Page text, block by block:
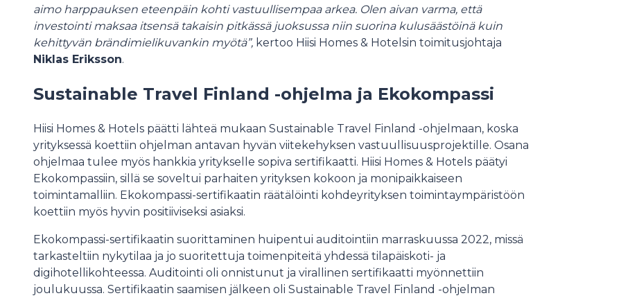
aimo harppauksen eteenpäin kohti vastuullisempaa arkea. Olen aivan varma, että
investointi maksaa itsensä takaisin pitkässä juoksussa niin suorina kulusäästöinä kuin
kehittyvän brändimielikuvankin myötä”, kertoo Hiisi Homes & Hotelsin toimitusjohtaja
Niklas Eriksson.
Sustainable Travel Finland -ohjelma ja Ekokompassi
Hiisi Homes & Hotels päätti lähteä mukaan Sustainable Travel Finland -ohjelmaan, koska
yrityksessä koettiin ohjelman antavan hyvän viitekehyksen vastuullisuusprojektille. Osana
ohjelmaa tulee myös hankkia yritykselle sopiva sertifikaatti. Hiisi Homes & Hotels päätyi
Ekokompassiin, sillä se soveltui parhaiten yrityksen kokoon ja monipaikkaiseen
toimintamalliin. Ekokompassi-sertifikaatin räätälöinti kohdeyrityksen toimintaympäristöön
koettiin myös hyvin positiiviseksi asiaksi.
Ekokompassi-sertifikaatin suorittaminen huipentui auditointiin marraskuussa 2022, missä
tarkasteltiin nykytilaa ja jo suoritettuja toimenpiteitä yhdessä tilapäiskoti- ja
digihotellikohteessa. Auditointi oli onnistunut ja virallinen sertifikaatti myönnettiin
joulukuussa. Sertifikaatin saamisen jälkeen oli Sustainable Travel Finland -ohjelman